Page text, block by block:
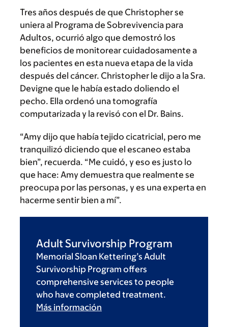
Tres años después de que Christopher se
uniera al Programa de Sobrevivencia para
Adultos, ocurrió algo que demostró los
beneficios de monitorear cuidadosamente a
los pacientes en esta nueva etapa de la vida
después del cáncer. Christopher le dijo a la Sra.
Devigne que le había estado doliendo el
pecho. Ella ordenó una tomografía
computarizada y la revisó con el Dr. Bains.
“Amy dijo que había tejido cicatricial, pero me
tranquilizó diciendo que el escaneo estaba
bien”, recuerda. “Me cuidó, y eso es justo lo
que hace: Amy demuestra que realmente se
preocupa por las personas, y es una experta en
hacerme sentir bien a mí”.
Adult Survivorship Program
Memorial Sloan Kettering’s Adult
Survivorship Program offers
comprehensive services to people
who have completed treatment.
Más información